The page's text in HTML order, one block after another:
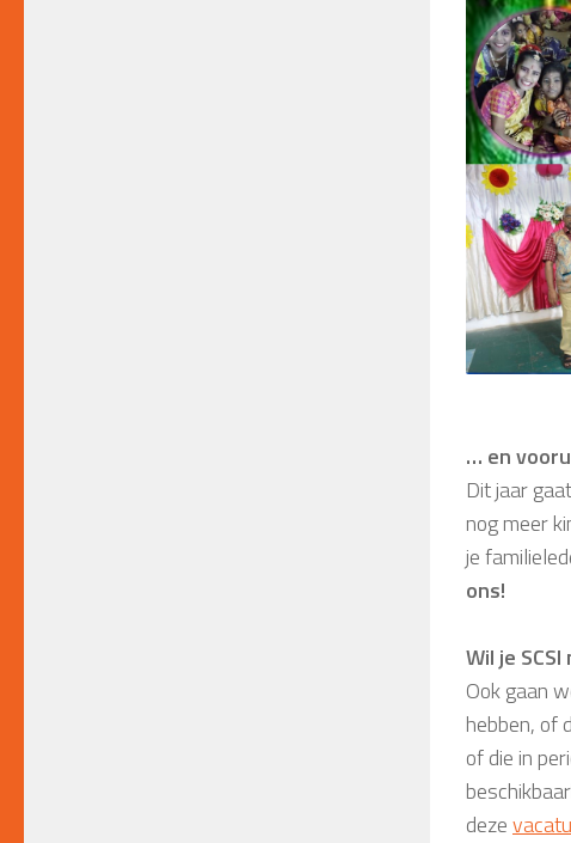
… en
Dit jaar
nog meer
je
ons!
Wil je
Ook gaan
hebben, of
of die in
deze